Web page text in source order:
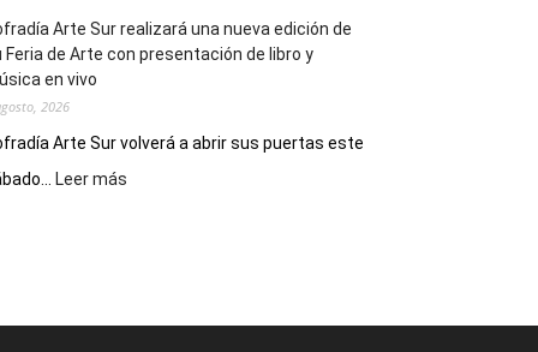
Arte Sur realizará una nueva edición de
Feria de Arte con presentación de libro y
en vivo
2026
Arte Sur volverá a abrir sus puertas este
Leer más
nueva